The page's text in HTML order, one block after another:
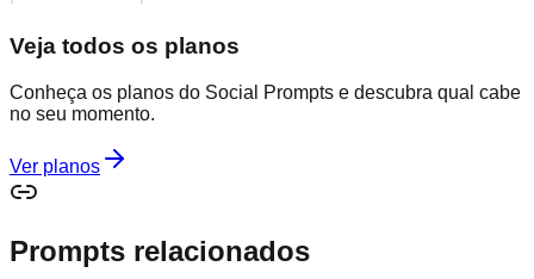
Veja todos os planos
Conheça os planos do Social Prompts e descubra qual cabe
no seu momento.
Ver planos
Prompts relacionados